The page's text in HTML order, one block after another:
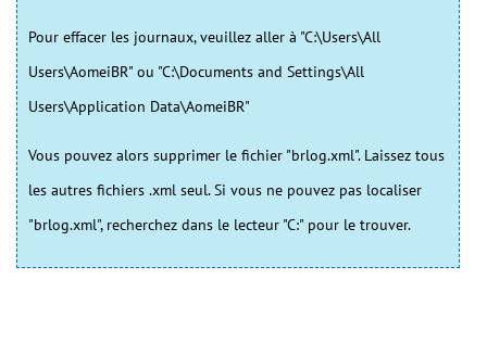
Pour effacer les journaux, veuillez aller à "C:\Users\All
Users\AomeiBR" ou "C:\Documents and Settings\All
Users\Application Data\AomeiBR"
Vous pouvez alors supprimer le fichier "brlog.xml". Laissez tous
les autres fichiers .xml seul. Si vous ne pouvez pas localiser
"brlog.xml", recherchez dans le lecteur "C:" pour le trouver.